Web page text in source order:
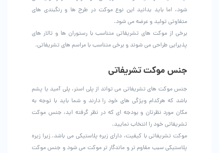
شود، اما باید بدانید این نوع موکت در طرح ها و رنگبندی های
متفاوتی تولید و عرضه می شود.
برخی از موکت های تشریفاتی متناسب با رستوران ها و تالار های
پذیرایی طراحی می شوند و برخی متناسب با مراسم های تشریفاتی.
جنس موکت تشریفاتی
جنس موکت های تشریفاتی می تواند از پلی استر، پلی آمید یا پشم
باشد که هرکدام ویژگی های خود را دارند و شما باید با توجه به
مکان مورد نظرتان و بودجه ای که در نظر گرفته اید، جنس موکت
تشریفاتی خود را انتخاب نمایید.
موکت تشریفاتی با کیفیت، دارای زیره پلاستیکی می باشد. زیرا زیره
پلاستیکی سبب مقاوم تر و ماندگار تر موکت می شود و جنس موکت